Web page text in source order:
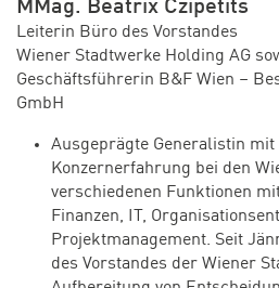
MMag. Beatrix Czipetits
Leiterin Büro des Vorstandes
Wiener Stadtwerke Holding AG
Geschäftsführerin B&F Wien –
GmbH
Ausgeprägte Generalistin
Konzernerfahrung bei den
verschiedenen Funktionen
Finanzen, IT,
Projektmanagement. Seit
des Vorstandes der Wiener